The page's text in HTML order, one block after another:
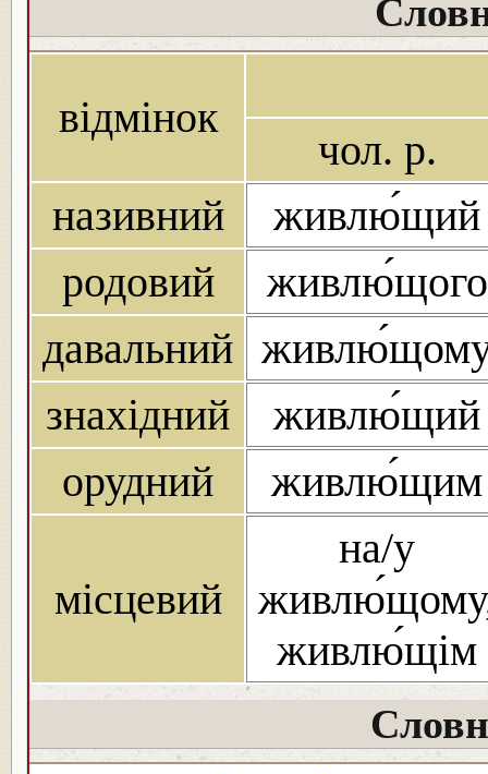
відмінок
чол. р.
називний
живлю́щий
родовий
живлю́щого
давальний
знахідний
живлю́щий
орудний
живлю́щим
місцевий
на/у
живлю́щім